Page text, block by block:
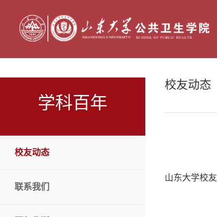
学科百年
校友动态
联系我们
校友动态
山东大学校